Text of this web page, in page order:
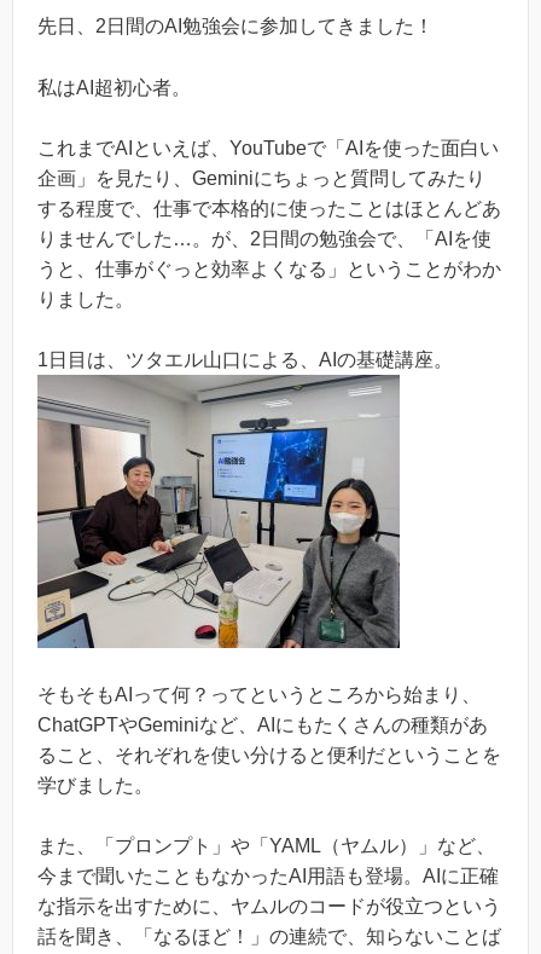
先日、2日間のAI勉強会に参加してきました！
私はAI超初心者。
これまでAIといえば、YouTubeで「AIを使った面白い
企画」を見たり、Geminiにちょっと質問してみたり
する程度で、仕事で本格的に使ったことはほとんどあ
りませんでした…。が、2日間の勉強会で、「AIを使
うと、仕事がぐっと効率よくなる」ということがわか
りました。
1日目は、ツタエル山口による、AIの基礎講座。
そもそもAIって何？ってというところから始まり、
ChatGPTやGeminiなど、AIにもたくさんの種類があ
ること、それぞれを使い分けると便利だということを
学びました。
また、「プロンプト」や「YAML（ヤムル）」など、
今まで聞いたこともなかったAI用語も登場。AIに正確
な指示を出すために、ヤムルのコードが役立つという
話を聞き、「なるほど！」の連続で、知らないことば